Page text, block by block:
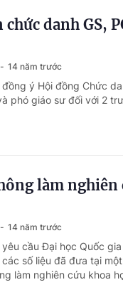
danh GS,
14 năm trước
ý Hội đồng Chức
phó giáo sư đối với 2
làm nghiên
14 năm trước
cầu Đại học Quốc
số liệu đã đưa tại
làm nghiên cứu khoa